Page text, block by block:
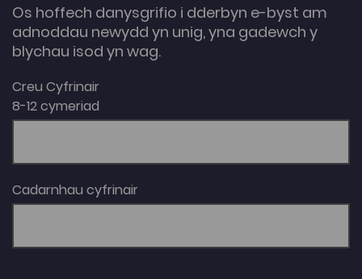
Os hoffech danysgrifio i dderbyn e-byst am
adnoddau newydd yn unig, yna gadewch y
blychau isod yn wag.
Creu Cyfrinair
8-12 cymeriad
Cadarnhau cyfrinair